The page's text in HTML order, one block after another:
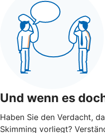
Und wenn es
Haben Sie den Verdacht,
Skimming vorliegt?